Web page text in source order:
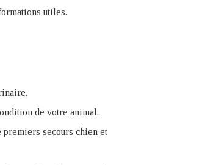
utiles.
de votre animal.
premiers secours chien et